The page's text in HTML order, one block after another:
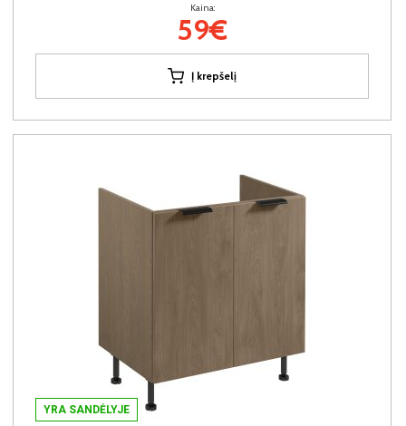
Kaina:
59€
Į krepšelį
YRA SANDĖLYJE